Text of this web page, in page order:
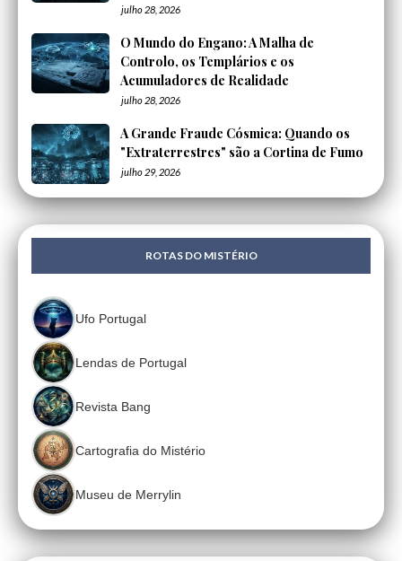
julho 28, 2026
O Mundo do Engano: A Malha de
Controlo, os Templários e os
Acumuladores de Realidade
julho 28, 2026
A Grande Fraude Cósmica: Quando os
"Extraterrestres" são a Cortina de Fumo
julho 29, 2026
ROTAS DO MISTÉRIO
Ufo Portugal
Lendas de Portugal
Revista Bang
Cartografia do Mistério
Museu de Merrylin